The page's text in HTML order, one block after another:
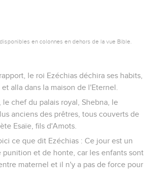
en colonnes en dehors de la vue Bible.
le roi Ezéchias déchira ses habits,
alla dans la maison de l'Eternel.
le chef du palais royal, Shebna, le
anciens des prêtres, tous couverts de
Esaïe, fils d'Amots.
ce que dit Ezéchias : Ce jour est un
punition et de honte, car les enfants sont
maternel et il n'y a pas de force pour